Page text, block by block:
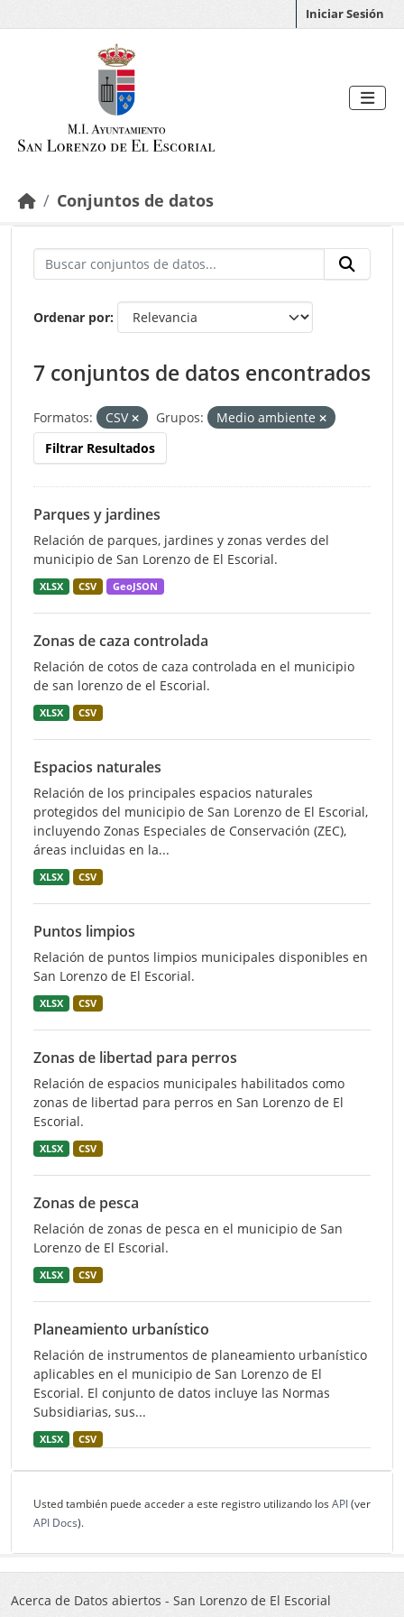
Iniciar Sesión
Conjuntos de datos
Ordenar por
7 conjuntos de datos encontrados
Formatos: CSV Grupos:
Medio ambiente
Filtrar Resultados
Parques y jardines
Relación de parques, jardines y zonas verdes del
municipio de San Lorenzo de El Escorial.
XLSX CSV GeoJSON
Zonas de caza controlada
Relación de cotos de caza controlada en el municipio
de san lorenzo de el Escorial.
XLSX CSV
Espacios naturales
Relación de los principales espacios naturales
protegidos del municipio de San Lorenzo de El Escorial,
incluyendo Zonas Especiales de Conservación (ZEC),
áreas incluidas en la...
XLSX CSV
Puntos limpios
Relación de puntos limpios municipales disponibles en
San Lorenzo de El Escorial.
XLSX CSV
Zonas de libertad para perros
Relación de espacios municipales habilitados como
zonas de libertad para perros en San Lorenzo de El
Escorial.
XLSX CSV
Zonas de pesca
Relación de zonas de pesca en el municipio de San
Lorenzo de El Escorial.
XLSX CSV
Planeamiento urbanístico
Relación de instrumentos de planeamiento urbanístico
aplicables en el municipio de San Lorenzo de El
Escorial. El conjunto de datos incluye las Normas
Subsidiarias, sus...
XLSX CSV
Usted también puede acceder a este registro utilizando los API(ver
API Docs).
Acerca de Datos abiertos - San Lorenzo de El Escorial